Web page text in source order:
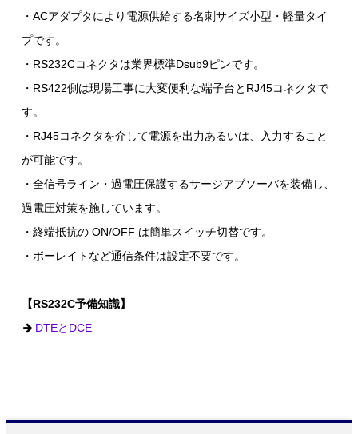
・ACアダプタにより電源供給する名刺サイズ小型・軽量タイ
プです。
・RS232Cコネクタは業界標準Dsub9ピンです。
・RS422側は現場工事に大変便利な端子台とRJ45コネクタで
す。
・RJ45コネクタを介して電源を出力あるいは、入力すること
が可能です。
・全信号ライン・過電圧保護するサージアブソーバを装備し、
過電圧対策を施しています。
・終端抵抗の ON/OFF は簡単スイッチ切替です。
・ボーレイトなど通信条件は設定不要です。
【RS232C予備知識】
DTEとDCE